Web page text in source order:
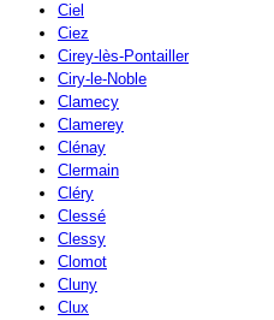
Ciel
Ciez
Cirey-lès-Pontailler
Ciry-le-Noble
Clamecy
Clamerey
Clénay
Clermain
Cléry
Clessé
Clessy
Clomot
Cluny
Clux